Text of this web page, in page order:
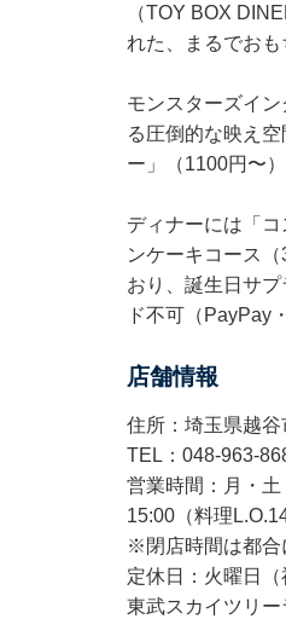
（TOY BOX
れた、まるでお
モンスターズイ
る圧倒的な映え
ー」（1100円〜
ディナーには「
ンケーキコース
おり、誕生日サ
ド不可（PayPay
店舗情報
住所：埼玉県越
TEL：048-963-
営業時間：月・
15:00（料理
※閉店時間は都合
定休日：火曜日（
東武スカイツリ